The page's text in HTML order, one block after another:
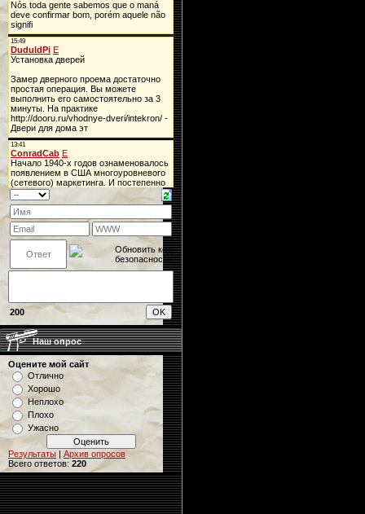
200
Наш опрос
Оцените мой сайт
Отлично
Хорошо
Неплохо
Плохо
Ужасно
Результаты
Архив опросов
Всего ответов: 220